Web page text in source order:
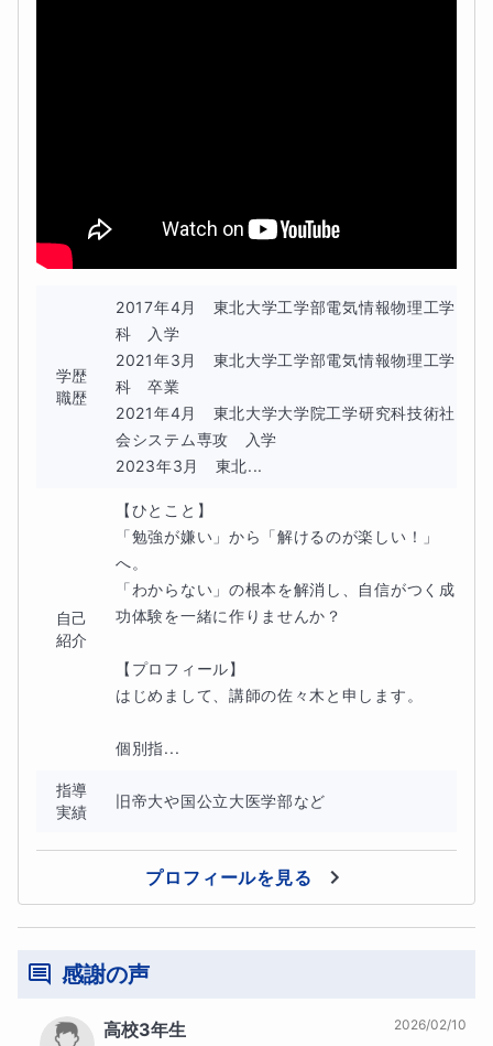
この最初のつまずきを曖昧にしたまま授業を受け続ける
授業が分からない
問題を見ても手が止まる
数学が嫌いになる
という悪循環に入ってしまいます。
数学が苦手になる原因の多くは、才能ではなく「
解が抜けたまま進んでしまったこと 」です。
■ 個別指導で大切にしてきた「基礎からのや
かく苦手で、勉強する気が起きない」という生徒さんを多
学歴
職歴
2017年4月　東北大学工学部電気情報物理工学
科　入学
2021年3月　東北大学工学部電気情報物理工学
科　卒業
2021年4月　東北大学大学院工学研究科技術社
会システム専攻　入学
2023年3月　東北...
自己
紹介
【ひとこと】
「勉強が嫌い」から「解けるのが楽しい！」
へ。
「わからない」の根本を解消し、自信がつく成
功体験を一緒に作りませんか？
【プロフィール】
はじめまして、講師の佐々木と申します。
個別指...
指導
実績
旧帝大や国公立大医学部など
プロフィールを見る
感謝の声
高校3年生 2026/02/10